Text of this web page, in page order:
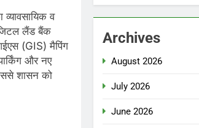
व
लैंड बैंक
(GIS) मैपिंग
और नए
शासन को
Archives
August 2026
July 2026
June 2026